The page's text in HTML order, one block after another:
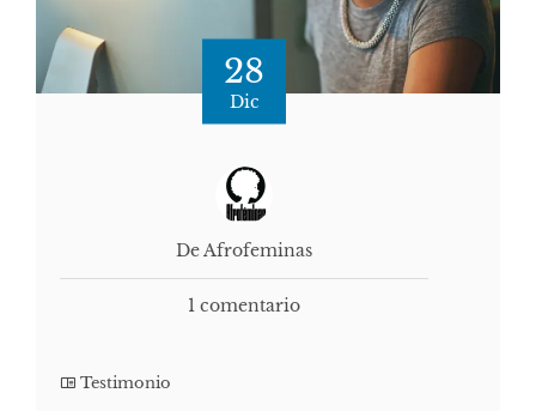
28
Dic
De Afrofeminas
1 comentario
Testimonio